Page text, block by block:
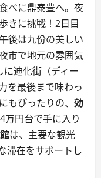
べに鼎泰豊へ。夜
きに挑戦！2日目
後は九份の美しい
市で地元の雰囲気
迪化街（ディー
を最後まで味わっ
にもぴったりの、 効
万円台で手に入り
は、主要な観光
滞在をサポートし